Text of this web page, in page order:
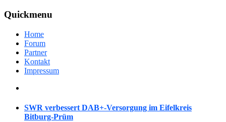
Quickmenu
Home
Forum
Partner
Kontakt
Impressum
SWR verbessert DAB+-Versorgung im Eifelkreis
Bitburg-Prüm